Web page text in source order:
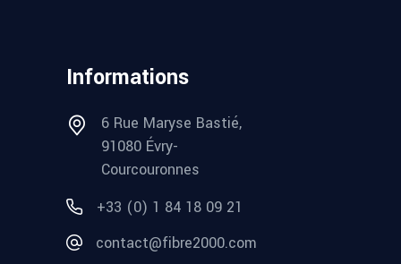
Informations
6 Rue Maryse Bastié,
91080 Évry-
Courcouronnes
+33 (0) 1 84 18 09 21
contact@fibre2000.com